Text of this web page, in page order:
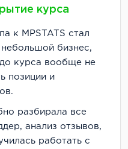
курса
к MPSTATS стал
бизнес,
курса вообще не
позиции и
разбирала все
анализ отзывов,
работать с